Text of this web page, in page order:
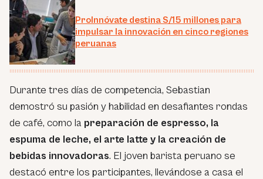
ProInnóvate destina S/15 millones para
impulsar la innovación en cinco regiones
peruanas
Durante tres días de competencia, Sebastian
demostró su pasión y habilidad en desafiantes rondas
de café, como la preparación de espresso, la
espuma de leche, el arte latte y la creación de
bebidas innovadoras. El joven barista peruano se
destacó entre los participantes, llevándose a casa el